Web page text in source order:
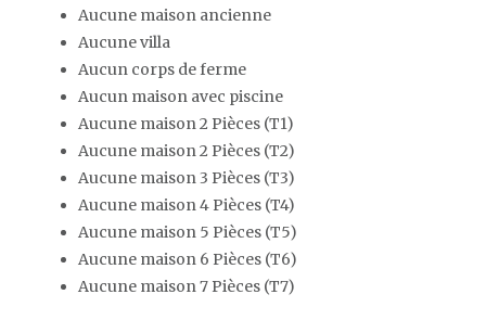
Aucune maison ancienne
Aucune villa
Aucun corps de ferme
Aucun maison avec piscine
Aucune maison 2 Pièces (T1)
Aucune maison 2 Pièces (T2)
Aucune maison 3 Pièces (T3)
Aucune maison 4 Pièces (T4)
Aucune maison 5 Pièces (T5)
Aucune maison 6 Pièces (T6)
Aucune maison 7 Pièces (T7)